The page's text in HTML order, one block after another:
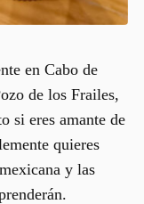
en Cabo de
de los Frailes,
si eres amante de
quieres
y las